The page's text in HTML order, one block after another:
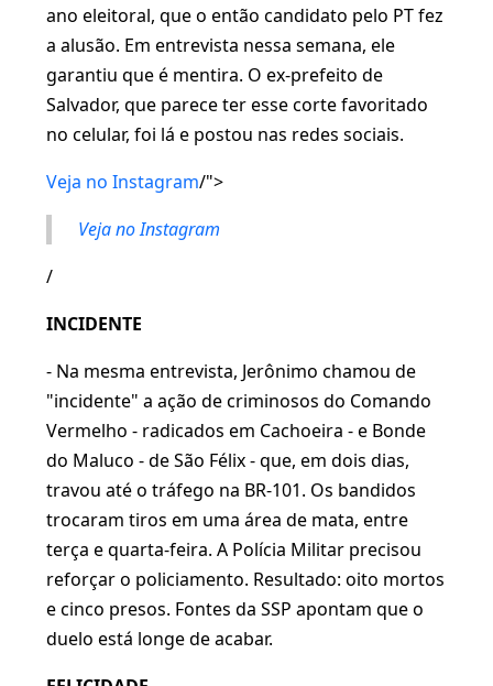
ano eleitoral, que o então candidato pelo PT fez
a alusão. Em entrevista nessa semana, ele
garantiu que é mentira. O ex-prefeito de
Salvador, que parece ter esse corte favoritado
no celular, foi lá e postou nas redes sociais.
Veja no Instagram/">
Veja no Instagram
/
INCIDENTE
- Na mesma entrevista, Jerônimo chamou de
"incidente" a ação de criminosos do Comando
Vermelho - radicados em Cachoeira - e Bonde
do Maluco - de São Félix - que, em dois dias,
travou até o tráfego na BR-101. Os bandidos
trocaram tiros em uma área de mata, entre
terça e quarta-feira. A Polícia Militar precisou
reforçar o policiamento. Resultado: oito mortos
e cinco presos. Fontes da SSP apontam que o
duelo está longe de acabar.